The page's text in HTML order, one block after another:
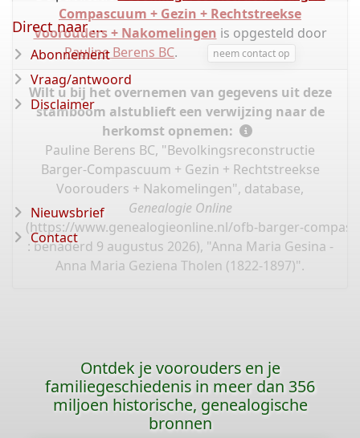
Compascuum + Gezin + Rechtstreekse
Voorouders + Nakomelingen is opgesteld door
Pauline Berens BC. neem contact op
Wilt u bij het overnemen van gegevens uit deze
stamboom alstublieft een verwijzing naar de
herkomst opnemen:
Pauline Berens BC, "Bevolkingsreconstructie
Barger-Compascuum + Gezin + Rechtstreekse
Voorouders + Nakomelingen", database,
Genealogie Online
(https://www.genealogieonline.nl/ofb-barger-
: benaderd 9 augustus 2026), "Anna Maria Gesina -
Anna Maria Geziena Tholen (1822-1897)".
Direct naar ...
Abonnement
Vraag/antwoord
Disclaimer
Nieuwsbrief
Contact
Ontdek je voorouders en je
familiegeschiedenis in meer dan 356
miljoen historische, genealogische
bronnen